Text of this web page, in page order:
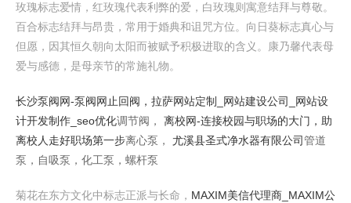
玫瑰标志爱情，红玫瑰代表利弊的爱，白玫瑰则寓意结拜与尊敬。
百合标志结拜与昂贵，常用于婚典和诅咒方位。向日葵标志真心与
但愿，因其恒久朝向太阳而被赋予积极进取的含义。康乃馨代表母
爱与感德，是母亲节的常施礼物。
长沙泵阀网-泵阀网止回阀， 拉萨网站定制_网站建设公司_网站设
计开发制作_seo优化调节阀， 离校网-连接校园与职场的大门，助
离校人走好职场第一步离心泵， 尤溪县圣式净水器有限公司管道
泵，自吸泵，化工泵，螺杆泵
菊花在东方文化中标志正派与长命， MAXIM美信代理商_MAXIM公